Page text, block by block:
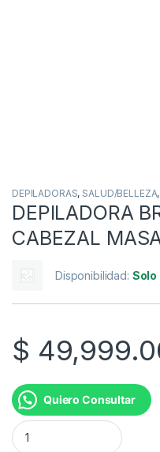
DEPILADORAS, SALUD/BELLEZA,
DEPILADORA
CABEZAL
Disponibilidad: Solo
$
Quiero Consultar
DEPILADORA BRE 227/00